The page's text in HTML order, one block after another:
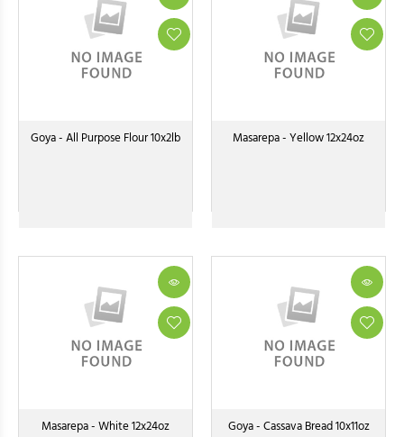
Goya - All Purpose Flour 10x2lb Masarepa - Yellow 12x24oz
Masarepa - White 12x24oz Goya - Cassava Bread 10x11oz